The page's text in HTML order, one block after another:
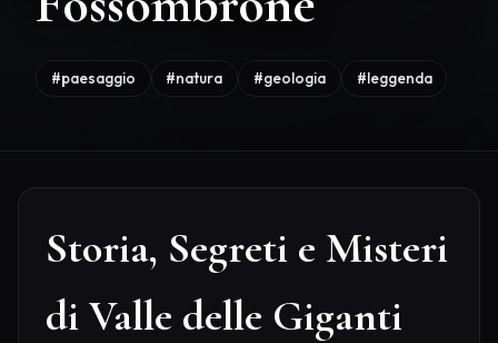
#paesaggio #natura #geologia #leggenda
Storia, Segreti e Misteri
di Valle delle Giganti